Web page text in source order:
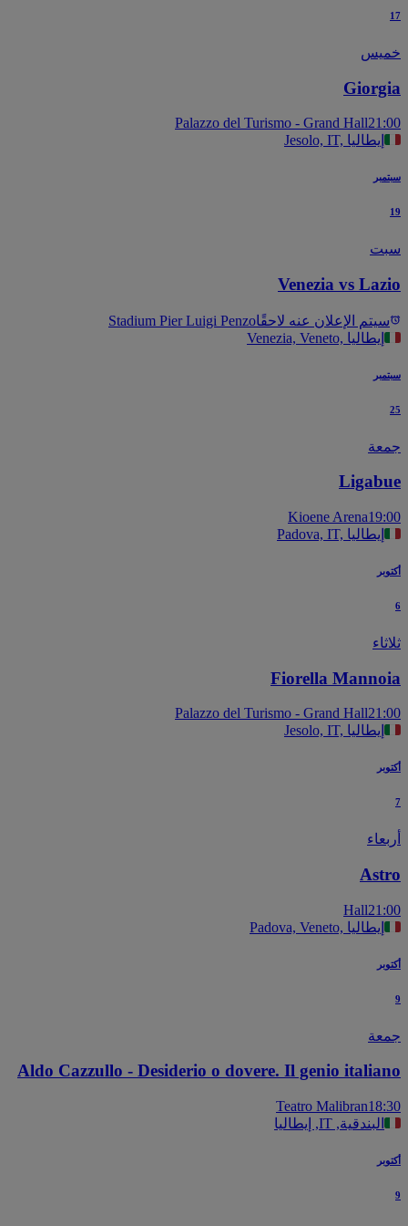
Palazzo del Turismo - Grand Hall
Jesolo, IT, إيطاليا
Venezia vs
الإعلان عنه لاحقًاStadium Pier Luigi Penzo
Venezia, Veneto, إيطاليا
Kioene Arena
Padova, IT, إيطاليا
Fiorella
Palazzo del Turismo - Grand Hall
Jesolo, IT, إيطاليا
Hall
Padova, Veneto, إيطاليا
Aldo Cazzullo - Desiderio o dovere. Il genio
Teatro Malibran
البندقية, IT, إيطاليا